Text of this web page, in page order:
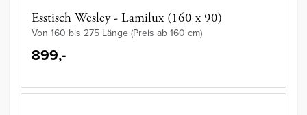
Esstisch Wesley - Lamilux (160 x 90)
Von 160 bis 275 Länge (Preis ab 160 cm)
899,-